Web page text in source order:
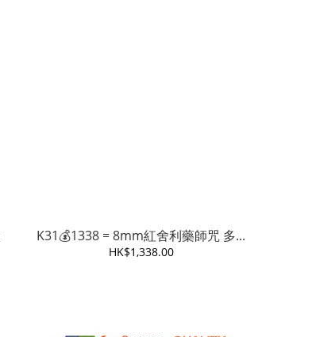
K31💰1338 = 8mm紅舍利藥師咒 多...
HK$1,338.00